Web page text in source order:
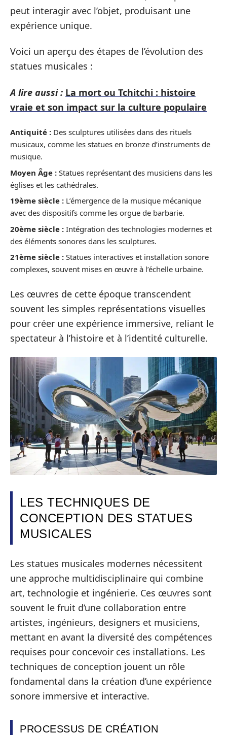
peut interagir avec l’objet, produisant une
expérience unique.
Voici un aperçu des étapes de l’évolution des
statues musicales :
A lire aussi : La mort ou Tchitchi : histoire
vraie et son impact sur la culture populaire
Antiquité : Des sculptures utilisées dans des rituels
musicaux, comme les statues en bronze d’instruments de
musique.
Moyen Âge : Statues représentant des musiciens dans les
églises et les cathédrales.
19ème siècle : L’émergence de la musique mécanique
avec des dispositifs comme les orgue de barbarie.
20ème siècle : Intégration des technologies modernes et
des éléments sonores dans les sculptures.
21ème siècle : Statues interactives et installation sonore
complexes, souvent mises en œuvre à l’échelle urbaine.
Les œuvres de cette époque transcendent
souvent les simples représentations visuelles
pour créer une expérience immersive, reliant le
spectateur à l’histoire et à l’identité culturelle.
LES TECHNIQUES DE
CONCEPTION DES STATUES
MUSICALES
Les statues musicales modernes nécessitent
une approche multidisciplinaire qui combine
art, technologie et ingénierie. Ces œuvres sont
souvent le fruit d’une collaboration entre
artistes, ingénieurs, designers et musiciens,
mettant en avant la diversité des compétences
requises pour concevoir ces installations. Les
techniques de conception jouent un rôle
fondamental dans la création d’une expérience
sonore immersive et interactive.
PROCESSUS DE CRÉATION